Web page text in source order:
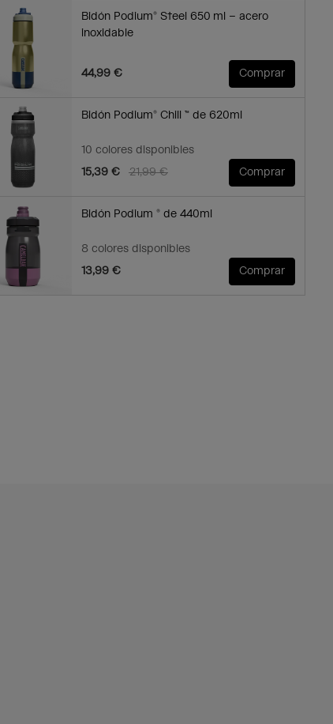
Bidón Podium® Steel 650 ml – acero
inoxidable
44,99 € Comprar
Bidón Podium® Chill ™ de 620ml
10 colores disponibles
Price reduced from
21,99 €to
15,39 € Comprar
Bidón Podium ® de 440ml
8 colores disponibles
13,99 €
Comprar